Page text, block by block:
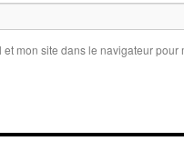
mon site dans le navigateur